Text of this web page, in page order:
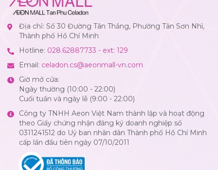
Địa chỉ: Số 30 Đường Tân Thắng, Phường Tân Sơn Nhì,
Thành phố Hồ Chí Minh
Hotline: 028.62887733 - ext: 129
Email: celadon.cs@aeonmall-vn.com
Giờ mở cửa:
Ngày thường (10:00 - 22:00)
Cuối tuần và ngày lễ (9:00 - 22:00)
Công ty TNHH Aeon Việt Nam thành lập và hoạt động
theo Giấy chứng nhận đăng ký doanh nghiệp số
0311241512 do Uỷ ban nhân dân Thành phố Hồ Chí Minh
cấp lần đầu tiên ngày 07/10/2011